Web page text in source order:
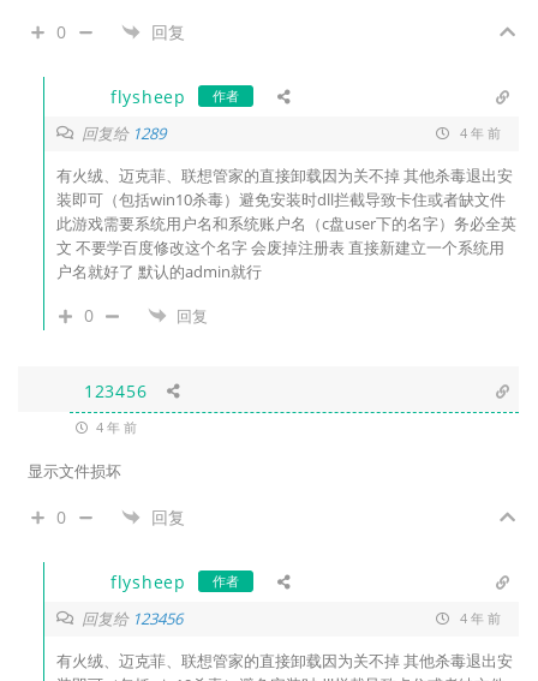
0 回复
flysheep 作者
回复给 1289 4 年 前
有火绒、迈克菲、联想管家的直接卸载因为关不掉 其他杀毒退出安
装即可（包括win10杀毒）避免安装时dll拦截导致卡住或者缺文件
此游戏需要系统用户名和系统账户名（c盘user下的名字）务必全英
文 不要学百度修改这个名字 会废掉注册表 直接新建立一个系统用
户名就好了 默认的admin就行
0 回复
123456
4 年 前
显示文件损坏
0 回复
flysheep 作者
回复给 123456 4 年 前
有火绒、迈克菲、联想管家的直接卸载因为关不掉 其他杀毒退出安